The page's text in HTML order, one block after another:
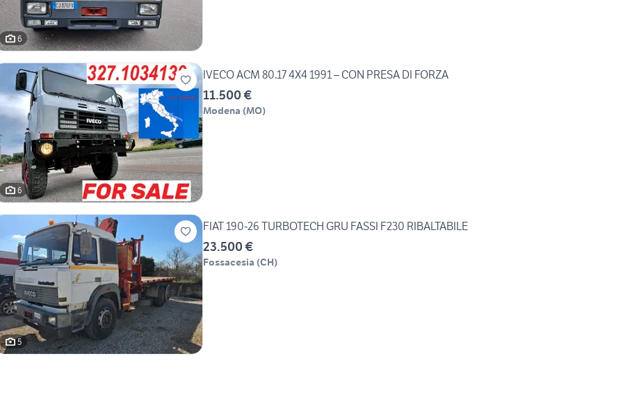
6
6
IVECO ACM 80.17 4X4 1991 – CON PRESA DI FORZA
11.500 €
Modena (MO)
5
FIAT 190-26 TURBOTECH GRU FASSI F230 RIBALTABILE
23.500 €
Fossacesia (CH)